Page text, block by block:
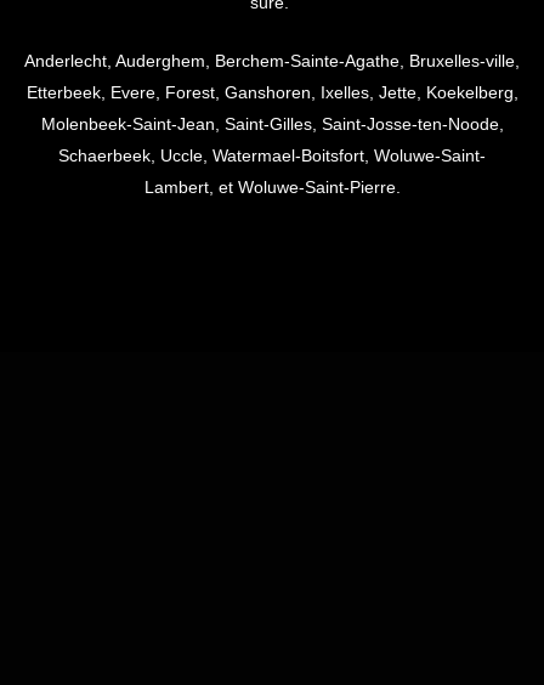
Anderlecht, Auderghem, Berchem-Sainte-Agathe, Bruxelles-ville,
Etterbeek, Evere, Forest, Ganshoren, Ixelles, Jette, Koekelberg,
Molenbeek-Saint-Jean, Saint-Gilles, Saint-Josse-ten-Noode,
Schaerbeek, Uccle, Watermael-Boitsfort, Woluwe-Saint-
Lambert, et Woluwe-Saint-Pierre.